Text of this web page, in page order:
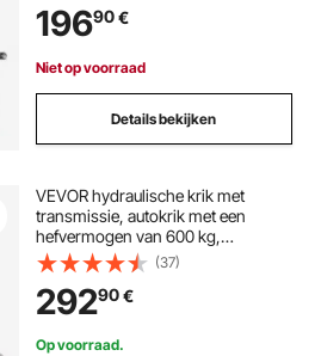
19690€
Niet op voorraad
Details bekijken
VEVOR hydraulische krik met
transmissie, autokrik met een
hefvermogen van 600 kg,
telescopische krik met pedaal en
dubbele telescopische
versnellingsbak en een hefhoogte
van 88-176 cm,
garage-/werkplaatslift, blauw
(37)
29290€
Op voorraad.